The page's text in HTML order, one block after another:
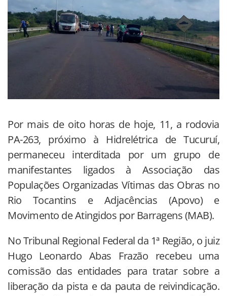
Por mais de oito horas de hoje, 11, a rodovia
PA-263, próximo à Hidrelétrica de Tucuruí,
permaneceu interditada por um grupo de
manifestantes ligados à Associação das
Populações Organizadas Vítimas das Obras no
Rio Tocantins e Adjacências (Apovo) e
Movimento de Atingidos por Barragens (MAB).
No Tribunal Regional Federal da 1ª Região, o juiz
Hugo Leonardo Abas Frazão recebeu uma
comissão das entidades para tratar sobre a
liberação da pista e da pauta de reivindicação.